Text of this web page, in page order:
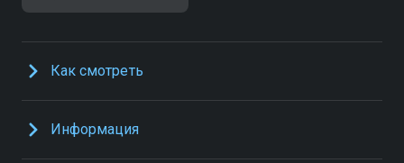
Как смотреть
Информация